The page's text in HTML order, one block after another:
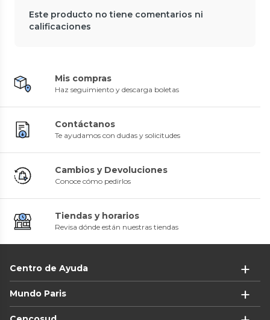
Este producto no tiene comentarios ni
calificaciones
Mis compras
Haz seguimiento y descarga boletas
Contáctanos
Te ayudamos con dudas y solicitudes
Cambios y Devoluciones
Conoce cómo pedirlos
Tiendas y horarios
Revisa dónde están nuestras tiendas
Centro de Ayuda
Mundo Paris